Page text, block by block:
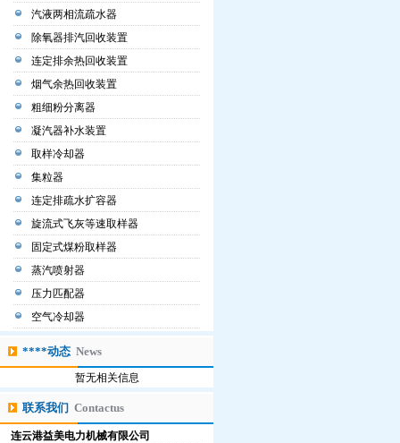
汽液两相流疏水器
除氧器排汽回收装置
连定排余热回收装置
烟气余热回收装置
粗细粉分离器
凝汽器补水装置
取样冷却器
集粒器
连定排疏水扩容器
旋流式飞灰等速取样器
固定式煤粉取样器
蒸汽喷射器
压力匹配器
空气冷却器
****动态 News
暂无相关信息
联系我们 Contactus
连云港益美电力机械有限公司